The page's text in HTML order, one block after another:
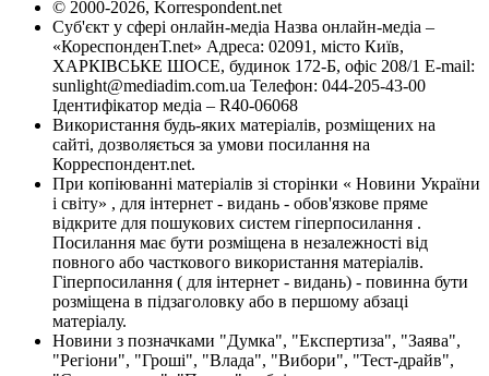
© 2000-2026, Korrespondent.net
Суб'єкт у сфері онлайн-медіа Назва онлайн-медіа –
«КореспонденТ.net» Адреса: 02091, місто Київ,
ХАРКІВСЬКЕ ШОСЕ, будинок 172-Б, офіс 208/1 E-mail:
sunlight@mediadim.com.ua Телефон: 044-205-43-00
Ідентифікатор медіа – R40-06068
Використання будь-яких матеріалів, розміщених на
сайті, дозволяється за умови посилання на
Корреспондент.net.
При копіюванні матеріалів зі сторінки « Новини України
і світу» , для інтернет - видань - обов'язкове пряме
відкрите для пошукових систем гіперпосилання .
Посилання має бути розміщена в незалежності від
повного або часткового використання матеріалів.
Гіперпосилання ( для інтернет - видань) - повинна бути
розміщена в підзаголовку або в першому абзаці
матеріалу.
Новини з позначками "Думка", "Експертиза", "Заява",
"Регіони", "Гроші", "Влада", "Вибори", "Тест-драйв",